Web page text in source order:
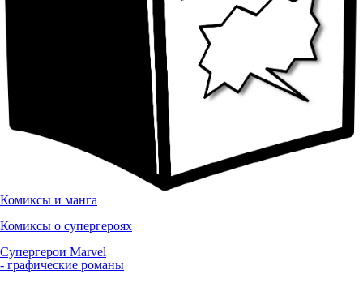
Комиксы и манга
Комиксы о супергероях
Супергерои Marvel
- графические романы